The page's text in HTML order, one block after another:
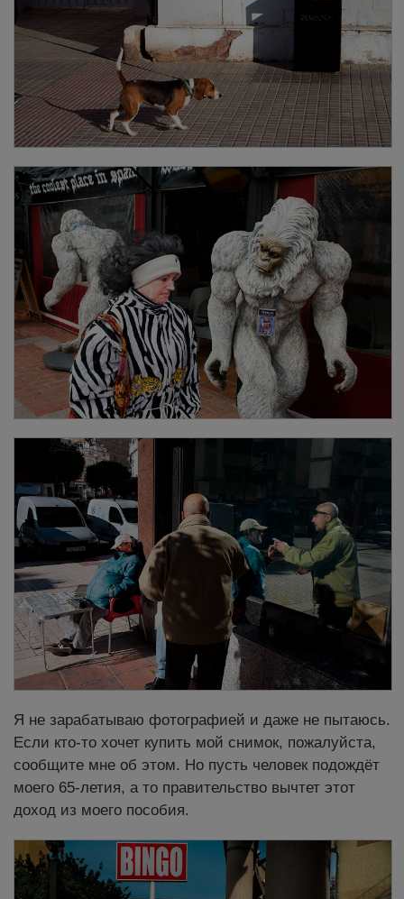
Я не зарабатываю фотографией и даже не пытаюсь.
Если кто-то хочет купить мой снимок, пожалуйста,
сообщите мне об этом. Но пусть человек подождёт
моего 65-летия, а то правительство вычтет этот
доход из моего пособия.